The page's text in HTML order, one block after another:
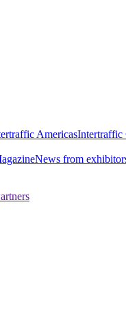
AmericasIntertraffic
News from